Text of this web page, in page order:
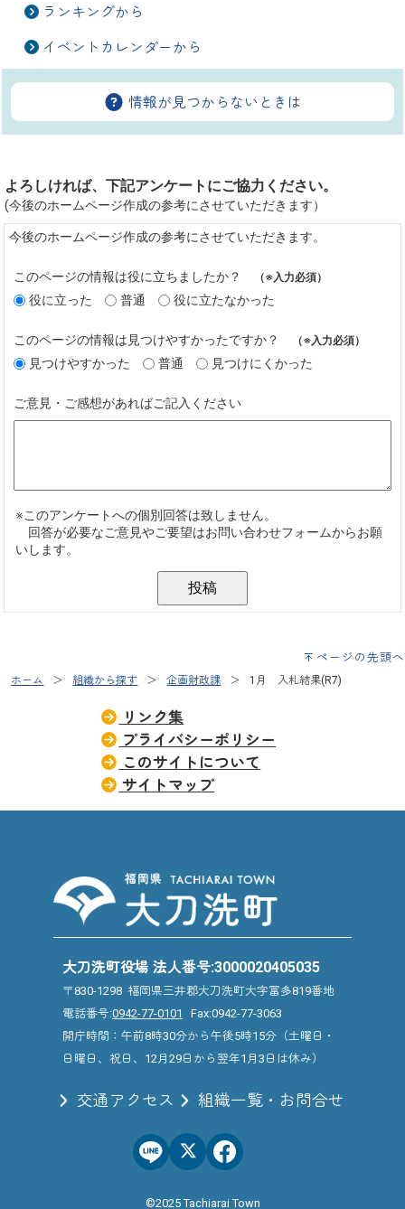
ランキングから
イベントカレンダーから
情報が見つからないときは
ページの先頭へ
ホーム 組織から探す 企画財政課 1月 入札結果(R7)
リンク集
プライバシーポリシー
このサイトについて
サイトマップ
大刀洗町役場 法人番号:3000020405035
〒830-1298 福岡県三井郡大刀洗町大字冨多819番地
電話番号:0942-77-0101
Fax:0942-77-3063
開庁時間：午前8時30分から午後5時15分（土曜日・
日曜日、祝日、12月29日から翌年1月3日は休み）
交通アクセス 組織一覧・お問合せ
©2025 Tachiarai Town